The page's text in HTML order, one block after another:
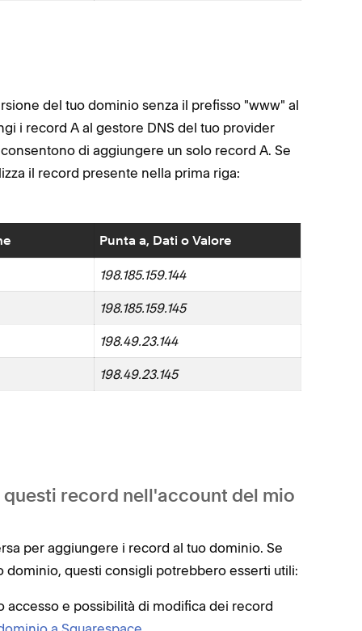
del tuo dominio senza il prefisso "www" al
i record A al gestore DNS del tuo provider
di aggiungere un solo record A. Se
il record presente nella prima riga:
Punta a, Dati o Valore
198.185.159.144
198.185.159.145
198.49.23.144
198.49.23.145
record nell'account del mio
per aggiungere i record al tuo dominio. Se
questi consigli potrebbero esserti utili:
e possibilità di modifica dei record